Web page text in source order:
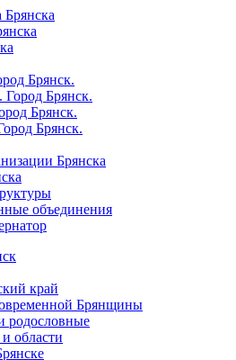
Брянска
Брянск.
Брянск.
Брянск.
Брянск.
Брянска
объединения
край
Брянщины
родословные
области